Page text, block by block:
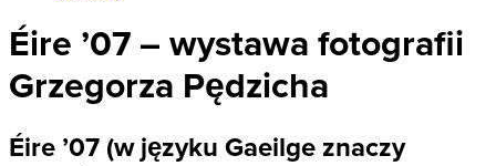
Éire ’07 – wystawa fotografii
Grzegorza Pędzicha
Éire ’07 (w języku Gaeilge znaczy